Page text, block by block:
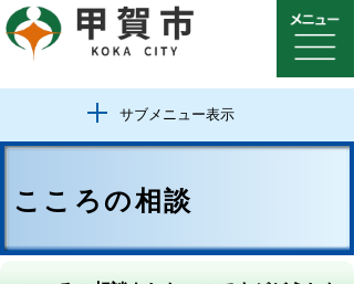
サブメニュー表示
こころの相談